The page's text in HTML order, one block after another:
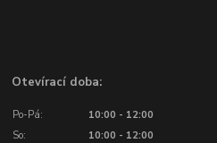
Otevírací doba:
Po-Pá: 10:00 - 12:00
So:
10:00 - 12:00